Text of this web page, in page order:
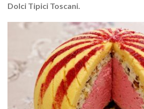
Dolci Tipici Toscani.